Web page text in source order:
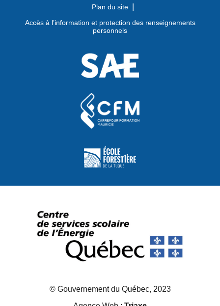
Plan du site
Accès à l’information et protection des renseignements
personnels
© Gouvernement du Québec, 2023